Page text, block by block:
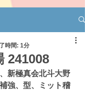
241008
時間: 1分
新極真会北斗大野
強、型、ミット稽